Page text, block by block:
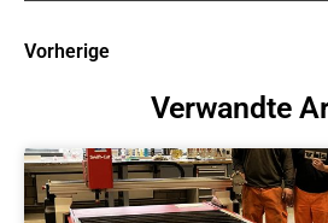
Vorherige
Verwandte